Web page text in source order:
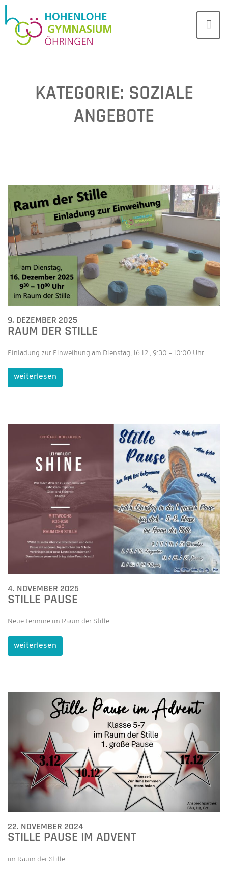
KATEGORIE: SOZIALE
ANGEBOTE
9. DEZEMBER 2025
RAUM DER STILLE
Einladung zur Einweihung am Dienstag, 16.12., 9:30 – 10:00 Uhr.
weiterlesen
4. NOVEMBER 2025
STILLE PAUSE
Neue Termine im Raum der Stille
weiterlesen
22. NOVEMBER 2024
STILLE PAUSE IM ADVENT
im Raum der Stille…